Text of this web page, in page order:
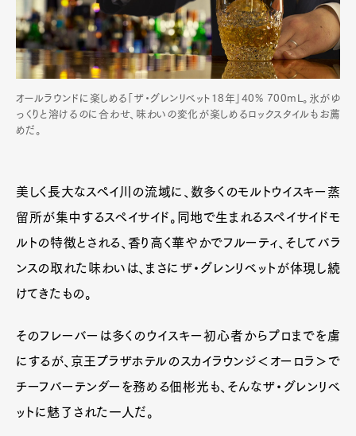
オールラウンドに楽しめる「ザ・グレンリベット18年」40% 700mL。氷がゆ
っくりと溶けるのに合わせ、味わいの変化が楽しめるロックスタイルもお薦
めだ。
美しく長大なスペイ川の流域に、数多くのモルトウイスキー蒸
留所が集中するスペイサイド。同地で生まれるスペイサイドモ
ルトの特徴とされる、香り高く華やかでフルーティ、そしてバラ
ンスの取れた味わいは、まさにザ・グレンリベットが体現し続
けてきたもの。
そのフレーバーは多くのウイスキー初心者からプロまでを虜
にするが、京王プラザホテルのスカイラウンジ＜オーロラ＞で
チーフバーテンダーを務める佃彬光も、そんなザ・グレンリベ
ットに魅了された一人だ。